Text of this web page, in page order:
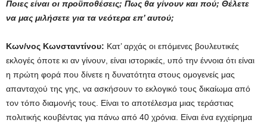
Ποιες είναι οι προϋποθέσεις; Πως θα γίνουν και πού; Θέλετε
να μας μιλήσετε για τα νεότερα επ’ αυτού;
Κων/νος Κωνσταντίνου: Κατ’ αρχάς οι επόμενες βουλευτικές
εκλογές όποτε κι αν γίνουν, είναι ιστορικές, υπό την έννοια ότι είναι
η πρώτη φορά που δίνετε η δυνατότητα στους ομογενείς μας
απανταχού της γης, να ασκήσουν το εκλογικό τους δικαίωμα από
τον τόπο διαμονής τους. Είναι το αποτέλεσμα μιας τεράστιας
πολιτικής κουβέντας για πάνω από 40 χρόνια. Είναι ένα εγχείρημα